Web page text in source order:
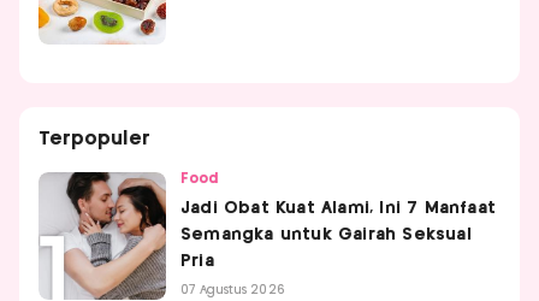
Terpopuler
Food
Jadi Obat Kuat Alami, Ini 7 Manfaat
Semangka untuk Gairah Seksual
Pria
07 Agustus 2026